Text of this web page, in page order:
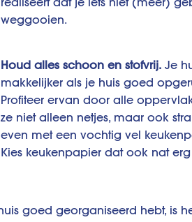
weggooien.
Houd alles schoon en stofvrij.Je
makkelijker als je huis goed
Profiteer ervan door alle
ze niet alleen netjes, maar ook
even met een vochtig vel
Kies keukenpapier dat ook nat erg
goed georganiseerd hebt, is